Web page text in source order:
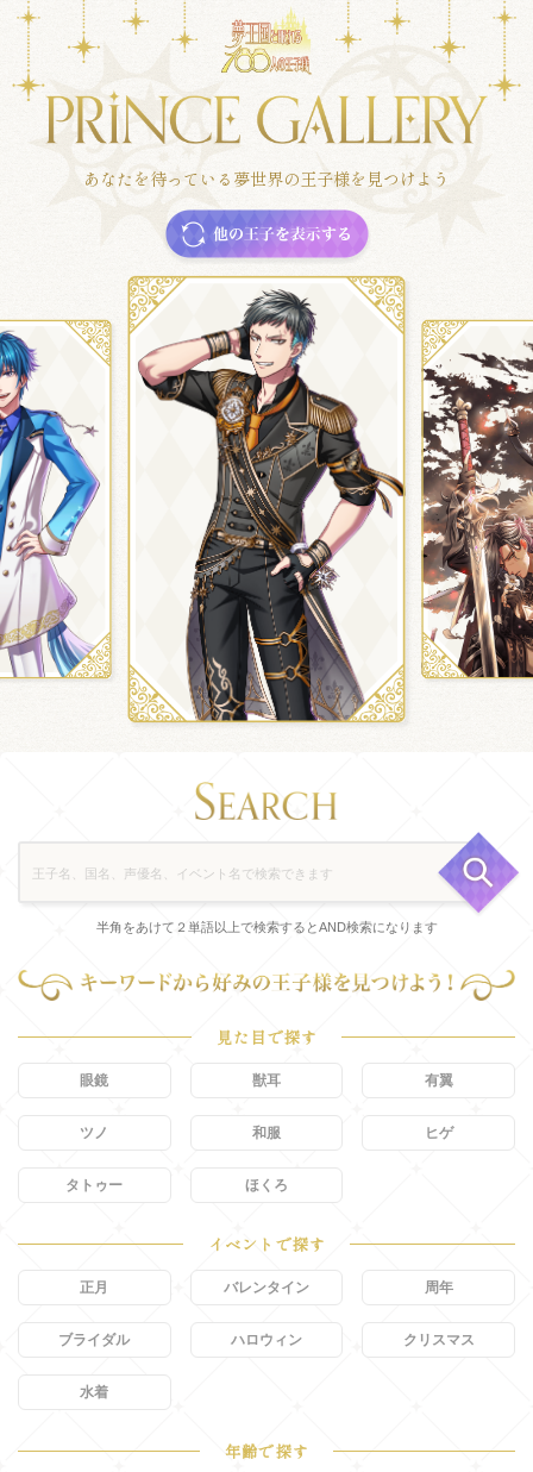
あなたを待っている夢世界の王子様を見つけよう
半角をあけて２単語以上で検索するとAND検索になります
見た目で探す
眼鏡 獣耳 有翼
ツノ 和服 ヒゲ
タトゥー ほくろ
イベントで探す
正月 バレンタイン 周年
ブライダル ハロウィン クリスマス
水着
年齢で探す